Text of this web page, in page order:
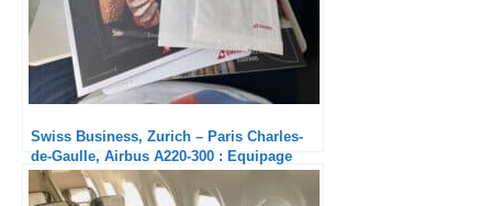
Swiss Business, Zurich – Paris Charles-
de-Gaulle, Airbus A220-300 : Equipage
adorable